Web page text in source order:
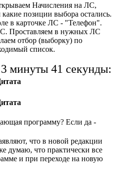
Начисления на ЛС,
позиции выбора остались.
в карточке ЛС - "Телефон".
Проставляем в нужных ЛС
отбор (выборку) по
список.
минуты 41 секунды:
программу? Если да -
что в новой редакции
думаю, что практически все
и при переходе на новую